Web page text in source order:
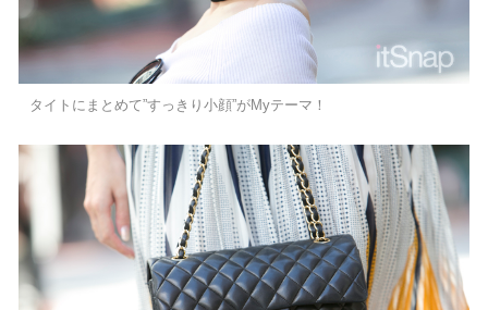
タイトにまとめて”すっきり小顔”がMyテーマ！